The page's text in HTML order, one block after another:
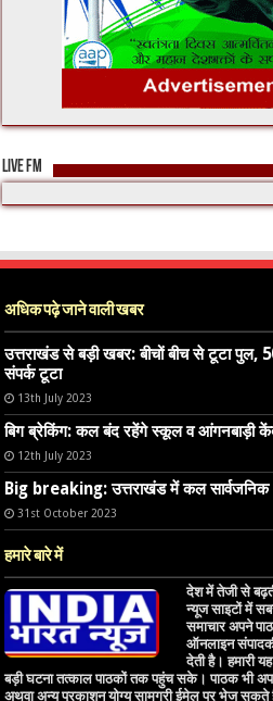
LIVE FM
अधिक पढ़े जाने वाली खबर
उत्तराखंड से बड़ी खबर: बीचों बीच से टूटा पुल,
संपर्क टूटा
13th July 2023
बिग ब्रेकिंग: कल बंद रहेंगे स्कूल व आंगनबाड़ी
12th July 2023
Big breaking: उत्तराखंड में कल सार्वजनिक
31st October 2023
हमारे बारे में
देश में तेजी से
न्यूज साइटों में
समाचार अपने
ऑनलाइन
देती है। हमारी
बड़ी घटना तत्काल पाठकों तक पहुंच सके। पाठक भी
अथवा अन्य प्रकाशन योग्य सामग्री ईमेल पर भेज सकते